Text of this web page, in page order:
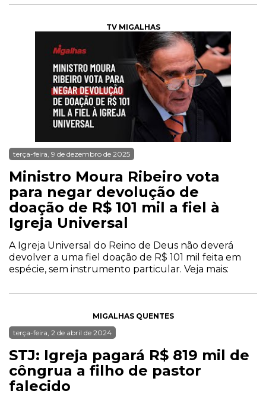
TV MIGALHAS
terça-feira, 9 de dezembro de 2025
Ministro Moura Ribeiro vota
para negar devolução de
doação de R$ 101 mil a fiel à
Igreja Universal
A Igreja Universal do Reino de Deus não deverá
devolver a uma fiel doação de R$ 101 mil feita em
espécie, sem instrumento particular. Veja mais:
MIGALHAS QUENTES
terça-feira, 2 de abril de 2024
STJ: Igreja pagará R$ 819 mil de
côngrua a filho de pastor
falecido